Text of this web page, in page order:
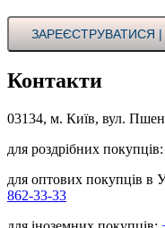
ЗАРЕЄСТРУВАТИСЯ |
Контакти
03134, м. Київ, вул.
для роздрібних покупців:
для оптових покупців в
862-33-33